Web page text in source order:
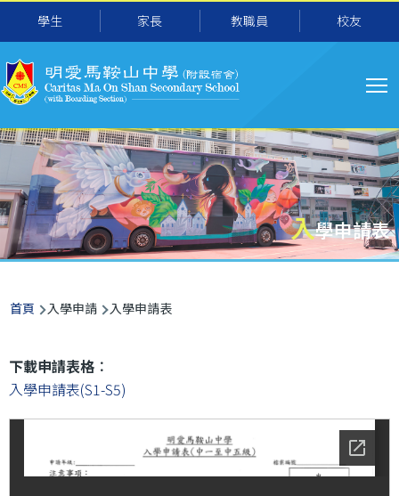
移至主內容
學生 家長 教職員 校友
导
航
入學申請表
導
航
連
結
首頁 入學申請 入學申請表
下載申請表格︰
入學申請表(S1-S5)